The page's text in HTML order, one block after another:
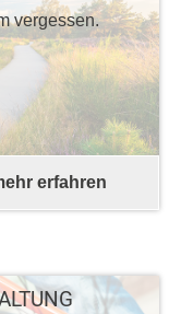
vergessen.
erfahren